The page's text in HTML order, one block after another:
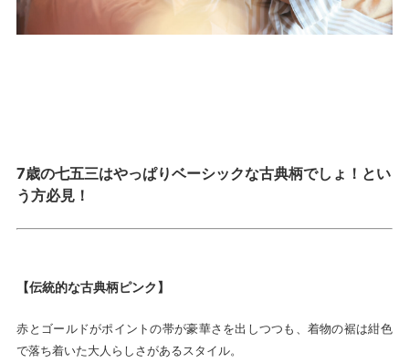
7歳の七五三はやっぱりベーシックな古典柄でしょ！とい
う方必見！
【伝統的な古典柄ピンク】
赤とゴールドがポイントの帯が豪華さを出しつつも、着物の裾は紺色
で落ち着いた大人らしさがあるスタイル。